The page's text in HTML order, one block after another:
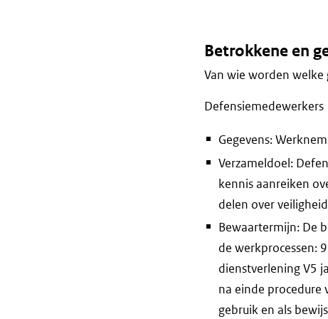
Betrokkene en
Van wie worden
Defensiemedewerkers
Gegevens:
Verzameldoel:
kennis aanreiken
delen over
Bewaartermijn: De
de werkprocessen:
dienstverlening V5
na einde procedure
gebruik en als